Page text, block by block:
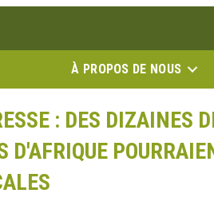
À PROPOS DE NOUS
: DES DIZAINES
D'AFRIQUE